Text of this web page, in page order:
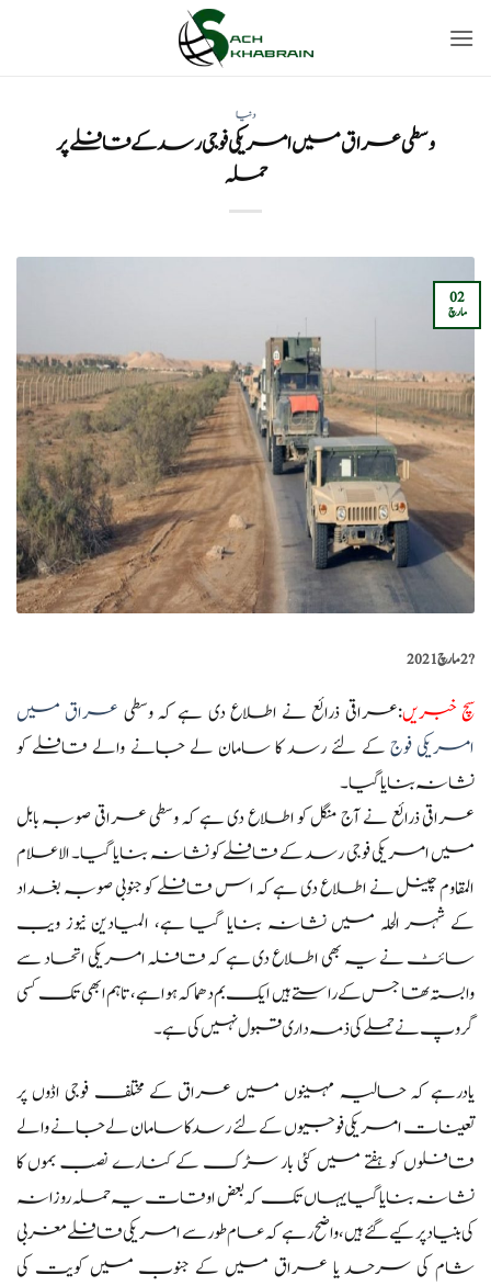
دنیا
وسطی عراق میں امریکی فوجی رسد کے قافلے پر
حملہ
02
مارچ
?️2 مارچ 2021
سچ خبریں:عراقی ذرائع نے اطلاع دی ہے کہ وسطی عراق میں
امریکی فوجکے لئے رسد کا سامان لے جانے والے قافلے کو
نشانہ بنایا گیا۔
عراقی ذرائع نے آج منگل کو اطلاع دی ہے کہ وسطی عراقی صوبہ بابل
میں امریکی فوجی رسد کے قافلے کو نشانہ بنایا گیا۔ الاعلام
المقاوم چینل نے اطلاع دی ہے کہ اس قافلے کو جنوبی صوبہ بغداد
کے شہر الحلہ میں نشانہ بنایا گیا ہے، المیادین نیوز ویب
سائٹ نے یہ بھی اطلاع دی ہے کہ قافلہ امریکی اتحاد سے
وابستہ تھا جس کے راستے ہیں ایک بم دھماکہ ہوا ہے ،تاہم ابھی تک کسی
گروپ نے حملے کی ذمہ داری قبول نہیں کی ہے۔
یادرہے کہ حالیہ مہینوں میں عراق کے مختلف فوجی اڈوں پر
تعینات امریکی فوجیوں کے لئے رسد کا سامان لے جانے والے
قافلوں کو ہفتے میں کئی بار سڑک کے کنارے نصب بموں کا
نشانہ بنایا گیا یہاں تک کہ بعض اوقات یہ حملہ روزانہ
کی بنیاد پر کیے گئے ہیں،واضح رہے کہ عام طور سے امریکی قافلے مغربی
شام کی سرحد یا عراق میں کے جنوب میں کویت کی